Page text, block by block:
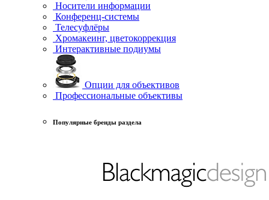
Носители информации
Конференц-системы
Телесуфлёры
Хромакеинг, цветокоррекция
Интерактивные подиумы
Опции для объективов
Профессиональные объективы
Популярные бренды раздела